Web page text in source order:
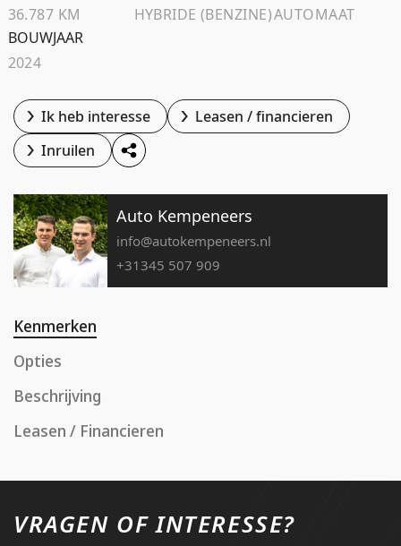
36.787 KM
HYBRIDE (BENZINE)AUTOMAAT
BOUWJAAR
2024
Ik heb interesse
Leasen / financieren
Inruilen
Auto Kempeneers
info@autokempeneers.nl
+31345 507 909
Kenmerken
Opties
Beschrijving
Leasen / Financieren
VRAGEN OF INTERESSE?